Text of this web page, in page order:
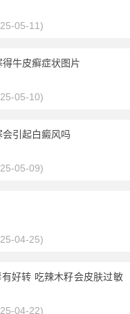
05-11)
牛皮癣症状图片
05-10)
引起白癜风吗
05-09)
04-25)
好转 吃辣木籽会皮肤过敏
04-22)